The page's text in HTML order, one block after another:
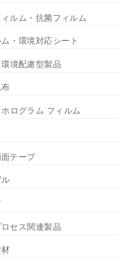
ルム・抗菌フィルム
・環境対応シート
境配慮型製品
ログラム フィルム
テープ
セス関連製品